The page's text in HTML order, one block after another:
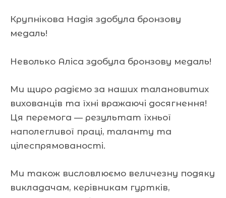
Крупнікова Надія здобула бронзову
медаль!
Неволько Аліса здобула бронзову медаль!
Ми щиро радіємо за наших талановитих
вихованців та їхні вражаючі досягнення!
Ця перемога — результат їхньої
наполегливої праці, таланту та
цілеспрямованості.
Ми також висловлюємо величезну подяку
викладачам, керівникам гуртків,